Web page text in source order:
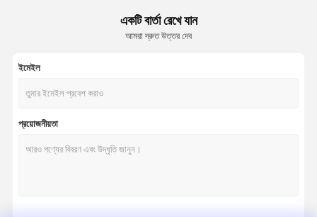
এলপিজি গ্যাস পায়ের পাতার মোজাবিশেষ
টুইন ওয়েল্ডিং পায়ের পাতার মোজাবিশেষ
জ্বালানী বিতরণ পায়ের পাতার মোজাবিশেষ
রাবার জ্বালানী পায়ের পাতার মোজাবিশেষ
উচ্চ চাপ জলবাহী পায়ের পাতার মোজাবিশেষ
একটি বার্তা রেখে যান
আমরা দ্রুত উত্তর দেব
ইমেইল
প্রয়োজনীয়তা